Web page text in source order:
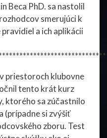
Beca PhD. sa nastolil
smerujúci k
a ich aplikácii
priestoroch klubovne
tento krát kurz
ktorého sa zúčastnilo
(prípadne si zvýšiť
zboru. Test